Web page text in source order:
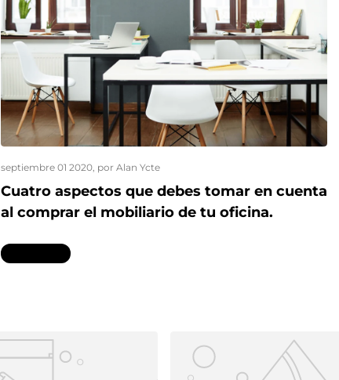
septiembre 01 2020, por Alan Ycte
Cuatro aspectos que debes tomar en cuenta
al comprar el mobiliario de tu oficina.
Leer más...